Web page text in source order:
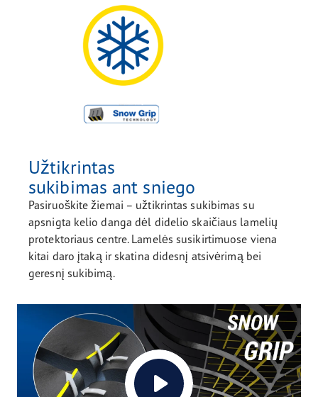
Užtikrintas
sukibimas ant sniego
Pasiruoškite žiemai – užtikrintas sukibimas su
apsnigta kelio danga dėl didelio skaičiaus lamelių
protektoriaus centre. Lamelės susikirtimuose viena
kitai daro įtaką ir skatina didesnį atsivėrimą bei
geresnį sukibimą.